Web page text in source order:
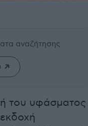
αναζήτησης
του υφάσματος